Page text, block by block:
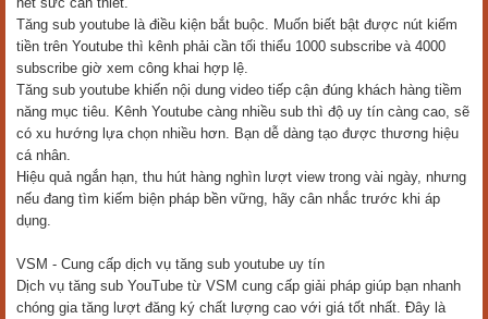
Tăng sub youtube là điều kiện bắt buộc. Muốn biết bật được nút kiếm
tiền trên Youtube thì kênh phải cần tối thiểu 1000 subscribe và 4000
subscribe giờ xem công khai hợp lệ.
Tăng sub youtube khiến nội dung video tiếp cận đúng khách hàng tiềm
năng mục tiêu. Kênh Youtube càng nhiều sub thì độ uy tín càng cao, sẽ
có xu hướng lựa chọn nhiều hơn. Bạn dễ dàng tạo được thương hiệu
cá nhân.
Hiệu quả ngắn hạn, thu hút hàng nghìn lượt view trong vài ngày, nhưng
nếu đang tìm kiếm biện pháp bền vững, hãy cân nhắc trước khi áp
dụng.
VSM - Cung cấp dịch vụ tăng sub youtube uy tín
Dịch vụ tăng sub YouTube từ VSM cung cấp giải pháp giúp bạn nhanh
chóng gia tăng lượt đăng ký chất lượng cao với giá tốt nhất. Đây là